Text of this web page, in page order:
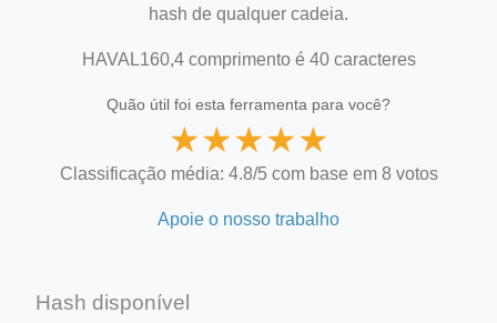
hash de qualquer cadeia.
HAVAL160,4 comprimento é 40 caracteres
Quão útil foi esta ferramenta para você?
★★★★★
Classificação média: 4.8/5 com base em 8 votos
Apoie o nosso trabalho
Hash disponível